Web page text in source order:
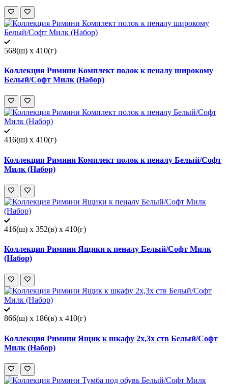
568(ш) x 410(г)
Коллекция Римини Комплект полок к пеналу широкому
Белый/Софт Милк (Набор)
416(ш) x 410(г)
Коллекция Римини Комплект полок к пеналу Белый/Софт
Милк (Набор)
416(ш) x 352(в) x 410(г)
Коллекция Римини Ящики к пеналу Белый/Софт Милк
(Набор)
866(ш) x 186(в) x 410(г)
Коллекция Римини Ящик к шкафу 2х,3х ств Белый/Софт
Милк (Набор)